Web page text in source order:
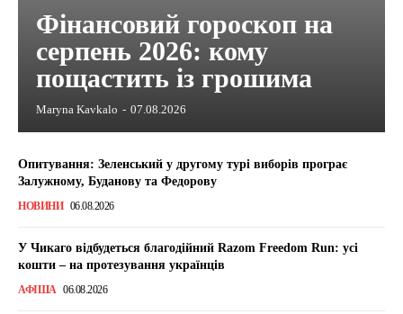
Фінансовий гороскоп на
серпень 2026: кому
пощастить із грошима
Maryna Kavkalo - 07.08.2026
Опитування: Зеленський у другому турі виборів програє
Залужному, Буданову та Федорову
НОВИНИ 06.08.2026
У Чикаго відбудеться благодійний Razom Freedom Run: усі
кошти – на протезування українців
АФІША 06.08.2026